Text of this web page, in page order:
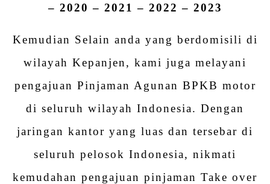
– 2020 – 2021 – 2022 – 2023
Kemudian Selain anda yang berdomisili di
wilayah Kepanjen, kami juga melayani
pengajuan Pinjaman Agunan BPKB motor
di seluruh wilayah Indonesia. Dengan
jaringan kantor yang luas dan tersebar di
seluruh pelosok Indonesia, nikmati
kemudahan pengajuan pinjaman Take over